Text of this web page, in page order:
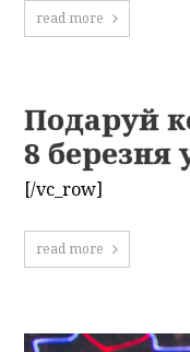
read more
Подаруй
8 березня
[/vc_row]
read more